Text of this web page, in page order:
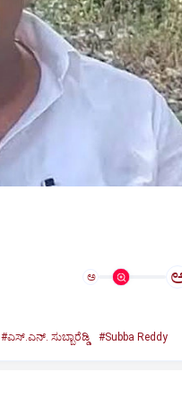
ಅ
#ಎಸ್.ಎನ್. ಸುಬ್ಬಾರೆಡ್ಡಿ #Subba Reddy